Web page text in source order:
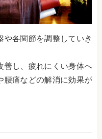
各関節を調整していき
善し、疲れにくい身体へ
腰痛などの解消に効果が